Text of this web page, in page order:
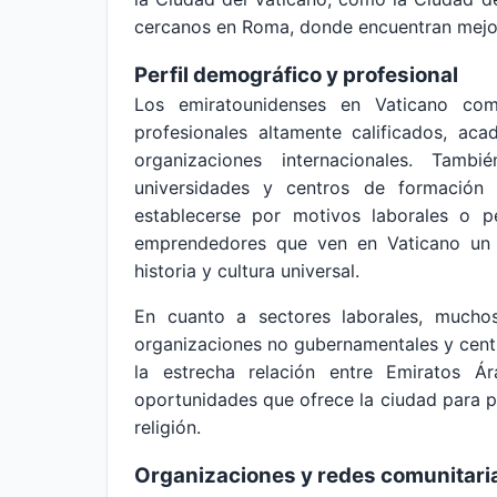
cercanos en Roma, donde encuentran
Perfil demográfico y profesional
Los emiratounidenses en Vaticano
profesionales altamente calificados,
organizaciones internacionales.
universidades y centros de
establecerse por motivos laborales o
emprendedores que ven en Vaticano
historia y cultura universal.
En cuanto a sectores laborales,
organizaciones no gubernamentales y
la estrecha relación entre Emiratos
oportunidades que ofrece la ciudad para
religión.
Organizaciones y redes